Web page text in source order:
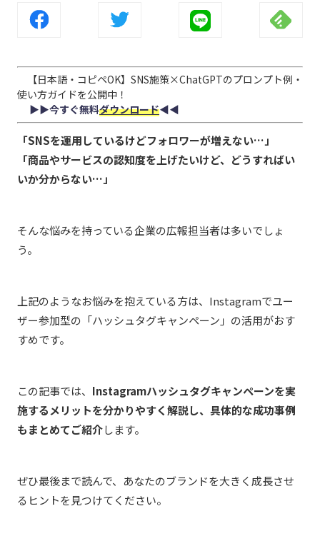
【日本語・コピペOK】SNS施策×ChatGPTのプロンプト例・
使い方ガイドを公開中！
▶︎▶︎今すぐ無料ダウンロード◀︎◀︎
「SNSを運用しているけどフォロワーが増えない…」
「商品やサービスの認知度を上げたいけど、どうすればい
いか分からない…」
そんな悩みを持っている企業の広報担当者は多いでしょ
う。
上記のようなお悩みを抱えている方は、Instagramでユー
ザー参加型の「ハッシュタグキャンペーン」の活用がおす
すめです。
この記事では、 Instagramハッシュタグキャンペーンを実
施するメリットを分かりやすく解説し、具体的な成功事例
もまとめてご紹介します。
ぜひ最後まで読んで、あなたのブランドを大きく成長させ
るヒントを見つけてください。